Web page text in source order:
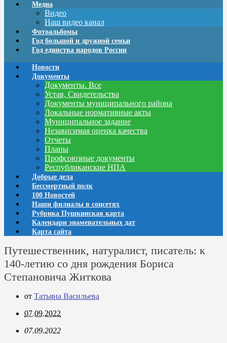
Медиа
Видео
Наш видео канал
Фотоальбомы
Год большой и дружной семьи
Год единства народов России
Новости
Документы
Документы. Все
Устав, Свидетельства
Документы муниципального района
Локальные нормативные акты
Муниципальное задание
Независимая оценка качества
Отчеты
Планы
Профсоюзные документы
Республиканские НПА
Добрые дела
Бессмертный полк
100 Новостей
Наши филиалы в соцсетях
Рубрика Пушкинская карта
Календари знаменательных дат
Карта сайта
Путешественник, натуралист, писатель: к
140-летию со дня рождения Бориса
Степановича Житкова
от Татьяна Васильева
07.09.2022
07.09.2022